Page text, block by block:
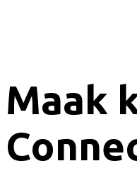
Maak